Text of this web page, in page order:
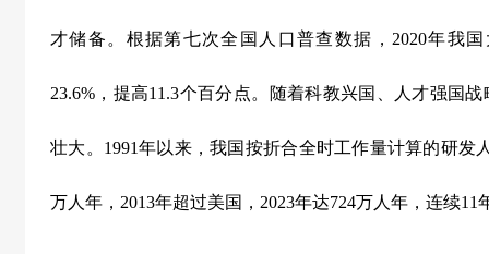
才储备。根据第七次全国人口普查数据， 2020年我国
23.6% ，提高11.3个百分点。随着科教兴国、人才强国
壮大。 1991年以来，我国按折合全时工作量计算的研发
万人年， 2013年超过美国， 2023年达724万人年，连续11